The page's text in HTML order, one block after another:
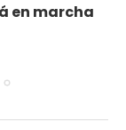
en marcha